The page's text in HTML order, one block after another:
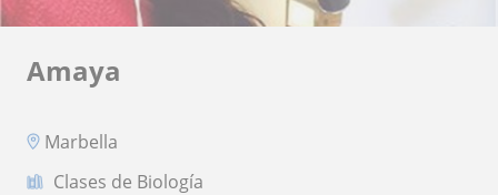
Amaya
Marbella
Clases de Biología